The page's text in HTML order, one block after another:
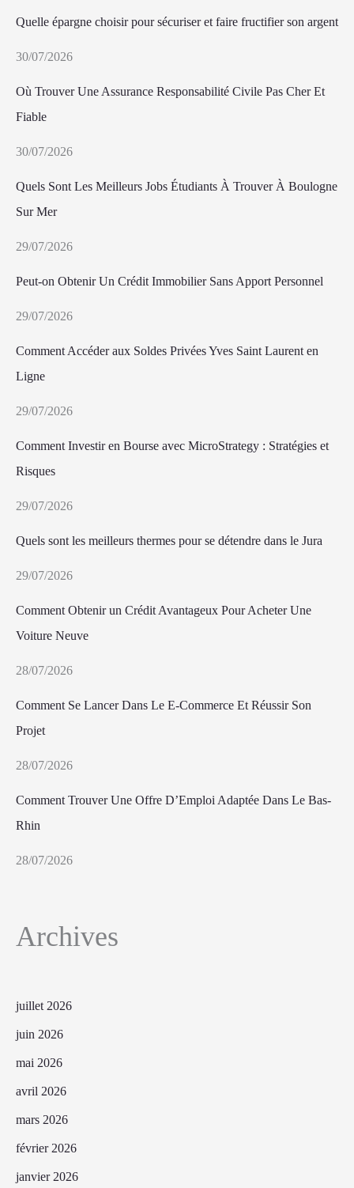
Quelle épargne choisir pour sécuriser et faire fructifier son argent
30/07/2026
Où Trouver Une Assurance Responsabilité Civile Pas Cher Et
Fiable
30/07/2026
Quels Sont Les Meilleurs Jobs Étudiants À Trouver À Boulogne
Sur Mer
29/07/2026
Peut-on Obtenir Un Crédit Immobilier Sans Apport Personnel
29/07/2026
Comment Accéder aux Soldes Privées Yves Saint Laurent en
Ligne
29/07/2026
Comment Investir en Bourse avec MicroStrategy : Stratégies et
Risques
29/07/2026
Quels sont les meilleurs thermes pour se détendre dans le Jura
29/07/2026
Comment Obtenir un Crédit Avantageux Pour Acheter Une
Voiture Neuve
28/07/2026
Comment Se Lancer Dans Le E-Commerce Et Réussir Son
Projet
28/07/2026
Comment Trouver Une Offre D’Emploi Adaptée Dans Le Bas-
Rhin
28/07/2026
Archives
juillet 2026
juin 2026
mai 2026
avril 2026
mars 2026
février 2026
janvier 2026